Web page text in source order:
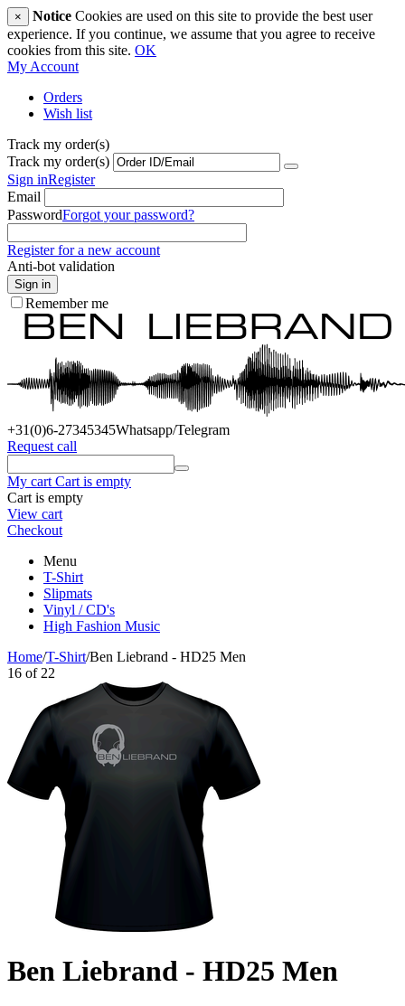
× Notice Cookies are used on this site to provide the best user
experience. If you continue, we assume that you agree to receive
cookies from this site. OK
My Account
Orders
Wish list
Track my order(s)
Track my order(s)
Sign inRegister
Email
PasswordForgot your password?
Register for a new account
Anti-bot validation
Sign in
Remember me
+31(0)6-27345345Whatsapp/Telegram
Request call
My cart Cart is empty
Cart is empty
View cart
Checkout
Menu
T-Shirt
Slipmats
Vinyl / CD's
High Fashion Music
Home/T-Shirt/Ben Liebrand - HD25 Men
16 of 22
Ben Liebrand - HD25 Men